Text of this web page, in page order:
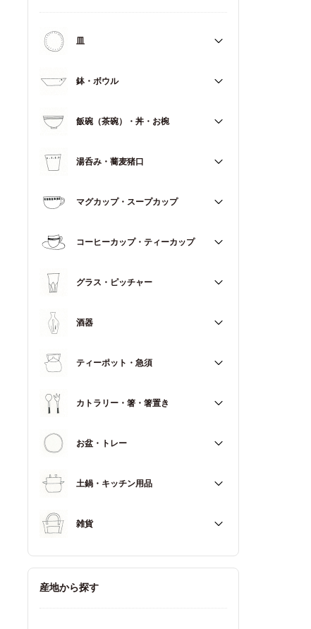
皿
すべて
取皿・中皿（15～20cm）
鉢・ボウル
すべて
中鉢（13～17cm）
飯碗（茶碗）・丼・お椀
すべて
丼（どんぶり）
湯呑み・蕎麦猪口
蕎麦猪口（そばちょこ）
マグカップ・スープカップ
スープカップ
コーヒーカップ・ティーカップ
グラス・ピッチャー
すべて
酒器
お猪口（おちょこ）
ティーポット・急須
カトラリー・箸・箸置き
すべて
箸
お盆・トレー
すべて
土鍋・キッチン用品
すべて
キッチン用品
重箱・弁当箱
雑貨
すべて
産地から探す